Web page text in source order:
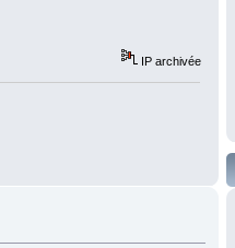
IP archivée